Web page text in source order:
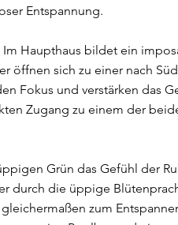
Entspannung.
Haupthaus bildet ein
öffnen sich zu einer nach
Fokus und verstärken das
Zugang zu einem der
Grün das Gefühl der
durch die üppige
zum